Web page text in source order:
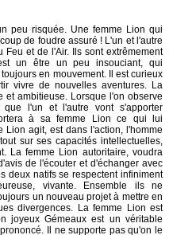
peu risquée. Une femme Lion qui
de foudre assuré ! L'un et l'autre
et de l'Air. Ils sont extrêmement
un être un peu insouciant, qui
en mouvement. Il est curieux
vivre de nouvelles aventures. La
et ambitieuse. Lorsque l'on observe
l'un et l'autre vont s'apporter
à sa femme Lion ce qui lui
Lion agit, est dans l'action, l'homme
sur ses capacités intellectuelles,
La femme Lion autoritaire, voudra
de l'écouter et d'échanger avec
deux natifs se respectent infiniment
vivante. Ensemble ils ne
un nouveau projet à mettre en
divergences. La femme Lion est
joyeux Gémeaux est un véritable
Il ne supporte pas qu'on le